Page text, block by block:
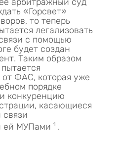
«Горсвет»
то теперь
легализовать
с помощью
будет создан
Таким образом
от ФАС, которая уже
порядке
конкуренцию
касающиеся
ей МУПами 1 .